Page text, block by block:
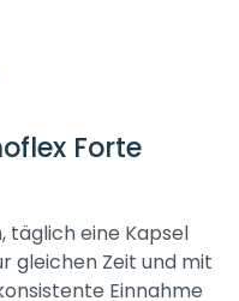
Forte
täglich eine Kapsel
gleichen Zeit und mit
Einnahme